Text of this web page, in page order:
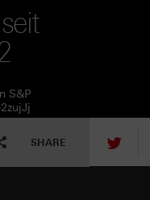
S&P
SHARE tweet